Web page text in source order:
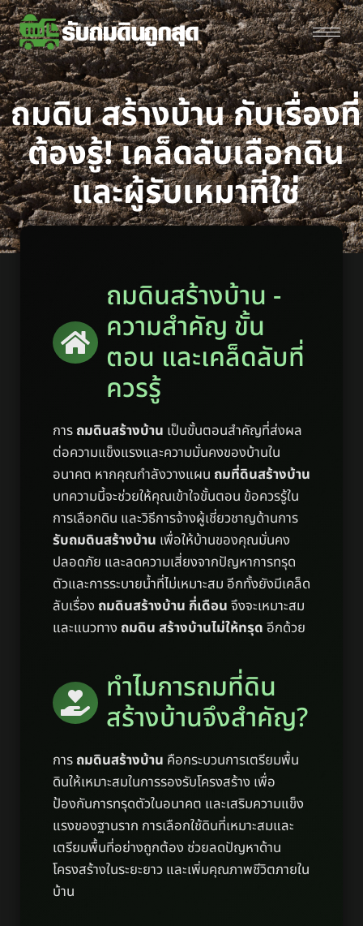
ถมดิน สร้างบ้าน กับเรื่องที่
ต้องรู้! เคล็ดลับเลือกดิน
และผู้รับเหมาที่ใช่
ถมดินสร้างบ้าน -
ความสำคัญ ขั้น
ตอน และเคล็ดลับที่
ควรรู้
การถมดินสร้างบ้าน เป็นขั้นตอนสำคัญที่ส่งผล
ต่อความแข็งแรงและความมั่นคงของบ้านใน
อนาคต หากคุณกำลังวางแผน ถมที่ดินสร้างบ้าน
บทความนี้จะช่วยให้คุณเข้าใจขั้นตอน ข้อควรรู้ใน
การเลือกดิน และวิธีการจ้างผู้เชี่ยวชาญด้านการ
รับถมดินสร้างบ้าน เพื่อให้บ้านของคุณมั่นคง
ปลอดภัย และลดความเสี่ยงจากปัญหาการทรุด
ตัวและการระบายน้ำที่ไม่เหมาะสม อีกทั้งยังมีเคล็ด
ลับเรื่อง ถมดินสร้างบ้าน กี่เดือนจึงจะเหมาะสม
และแนวทาง ถมดิน สร้างบ้านไม่ให้ทรุดอีกด้วย
ทำไมการถมที่ดิน
สร้างบ้านจึงสำคัญ?
การถมดินสร้างบ้าน คือกระบวนการเตรียมพื้น
ดินให้เหมาะสมในการรองรับโครงสร้าง เพื่อ
ป้องกันการทรุดตัวในอนาคต และเสริมความแข็ง
แรงของฐานราก การเลือกใช้ดินที่เหมาะสมและ
เตรียมพื้นที่อย่างถูกต้อง ช่วยลดปัญหาด้าน
โครงสร้างในระยะยาว และเพิ่มคุณภาพชีวิตภายใน
บ้าน